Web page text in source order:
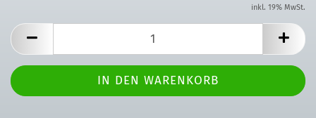
inkl. 19% MwSt.